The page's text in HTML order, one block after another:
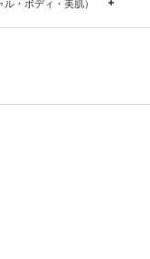
・ボディ・美肌）